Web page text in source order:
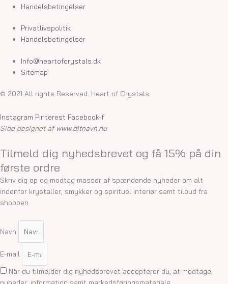
Handelsbetingelser
Privatlivspolitik
Handelsbetingelser
Info@heartofcrystals.dk
Sitemap
© 2021 All rights Reserved. Heart of Crystals
Instagram Pinterest Facebook-f
Side designet af www.ditnavn.nu
Tilmeld dig nyhedsbrevet og få 15% på din
første ordre
Skriv dig op og modtag masser af spændende nyheder om alt
indenfor krystaller, smykker og spirituel interiør samt tilbud fra
shoppen.
Navn
E-mail
Når du tilmelder dig nyhedsbrevet accepterer du, at modtage
nyheder, information samt markedsføringsmateriale.